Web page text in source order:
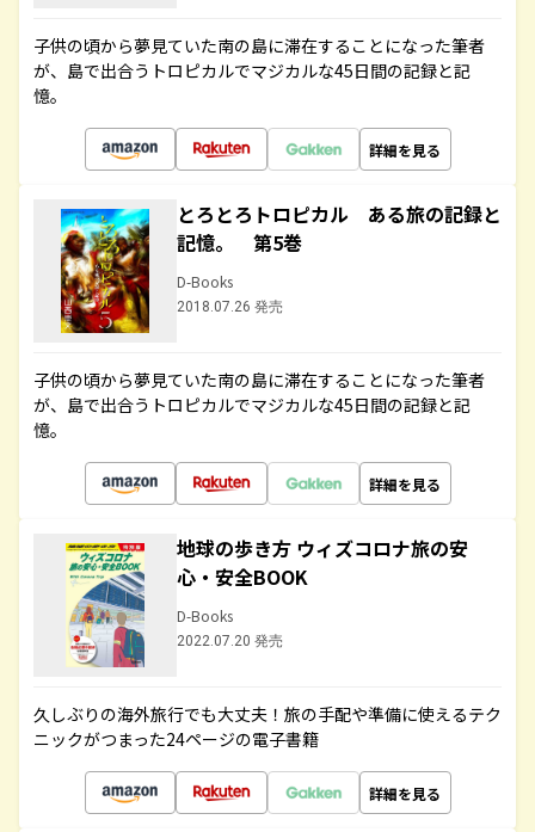
子供の頃から夢見ていた南の島に滞在することになった筆者
が、島で出合うトロピカルでマジカルな45日間の記録と記
憶。
詳細を見る
とろとろトロピカル ある旅の記録と
記憶。 第5巻
D-Books
2018.07.26 発売
子供の頃から夢見ていた南の島に滞在することになった筆者
が、島で出合うトロピカルでマジカルな45日間の記録と記
憶。
詳細を見る
地球の歩き方 ウィズコロナ旅の安
心・安全BOOK
D-Books
2022.07.20 発売
久しぶりの海外旅行でも大丈夫！旅の手配や準備に使えるテク
ニックがつまった24ページの電子書籍
詳細を見る